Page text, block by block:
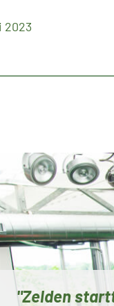
2023
"Zelden